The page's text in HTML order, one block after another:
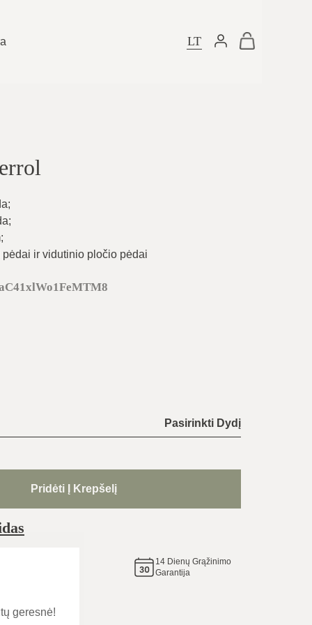
geresnė!
LT
;
;
;
ir vidutinio pločio pėdai
Pasirinkti Dydį
Pridėti Į Krepšelį
14 Dienų Grąžinimo
Garantija